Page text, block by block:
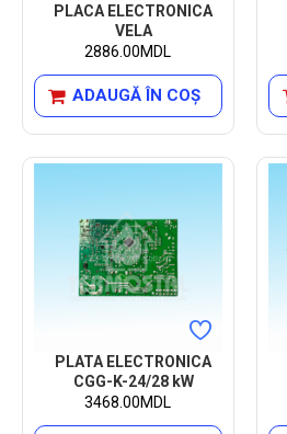
PLACA ELECTRONICA
VELA
2886.00MDL
ADAUGĂ ÎN COŞ
PLATA ELECTRONICA
CGG-K-24/28 kW
3468.00MDL